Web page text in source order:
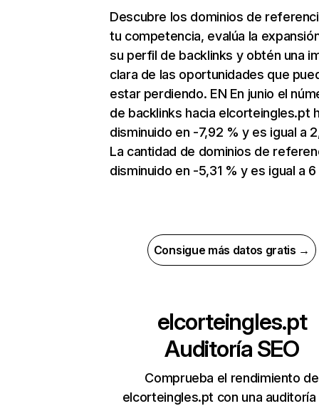
Descubre los dominios de
tu competencia, evalúa la
su perfil de backlinks y obtén una
clara de las oportunidades que
estar perdiendo. EN En junio el
de backlinks hacia elcorteingles.pt
disminuido en -7,92 % y es igual a
La cantidad de dominios de
disminuido en -5,31 % y es igual a 6
Consigue más datos gratis →
elcorteingles.pt
Auditoría SEO
Comprueba el rendimiento de
elcorteingles.pt con una auditoría